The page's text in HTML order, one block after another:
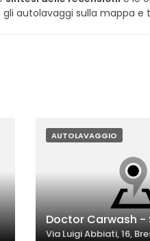
gli autolavaggi sulla mappa
AUTOLAVAGGIO
Doctor Carwash -
Via Luigi Abbiati, 16,